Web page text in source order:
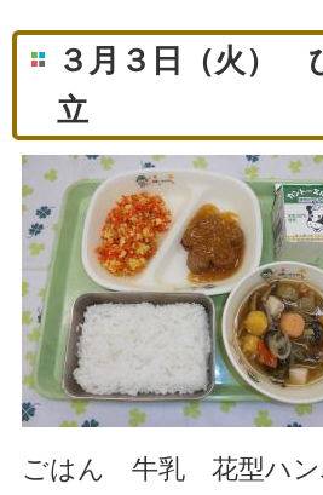
３月３日（火）
立
ごはん 牛乳 花型ハン